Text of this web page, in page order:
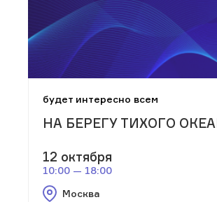
будет интересно всем
НА БЕРЕГУ ТИХОГО
12 октября
10:00 — 18:00
Москва